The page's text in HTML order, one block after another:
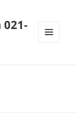
021-